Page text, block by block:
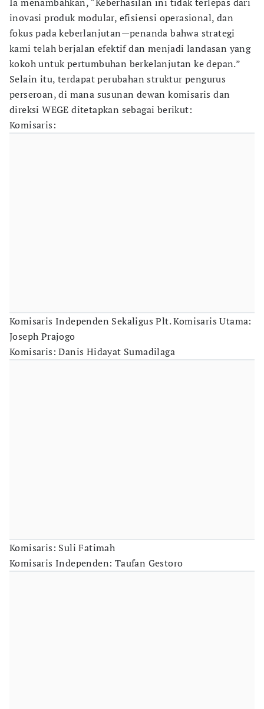
inovasi produk modular, efisiensi operasional, dan
fokus pada keberlanjutan—penanda bahwa strategi
kami telah berjalan efektif dan menjadi landasan yang
kokoh untuk pertumbuhan berkelanjutan ke depan.”
Selain itu, terdapat perubahan struktur pengurus
perseroan, di mana susunan dewan komisaris dan
direksi WEGE ditetapkan sebagai berikut:
Komisaris:
Komisaris Independen Sekaligus Plt. Komisaris Utama:
Joseph Prajogo
Komisaris: Danis Hidayat Sumadilaga
Komisaris: Suli Fatimah
Komisaris Independen: Taufan Gestoro